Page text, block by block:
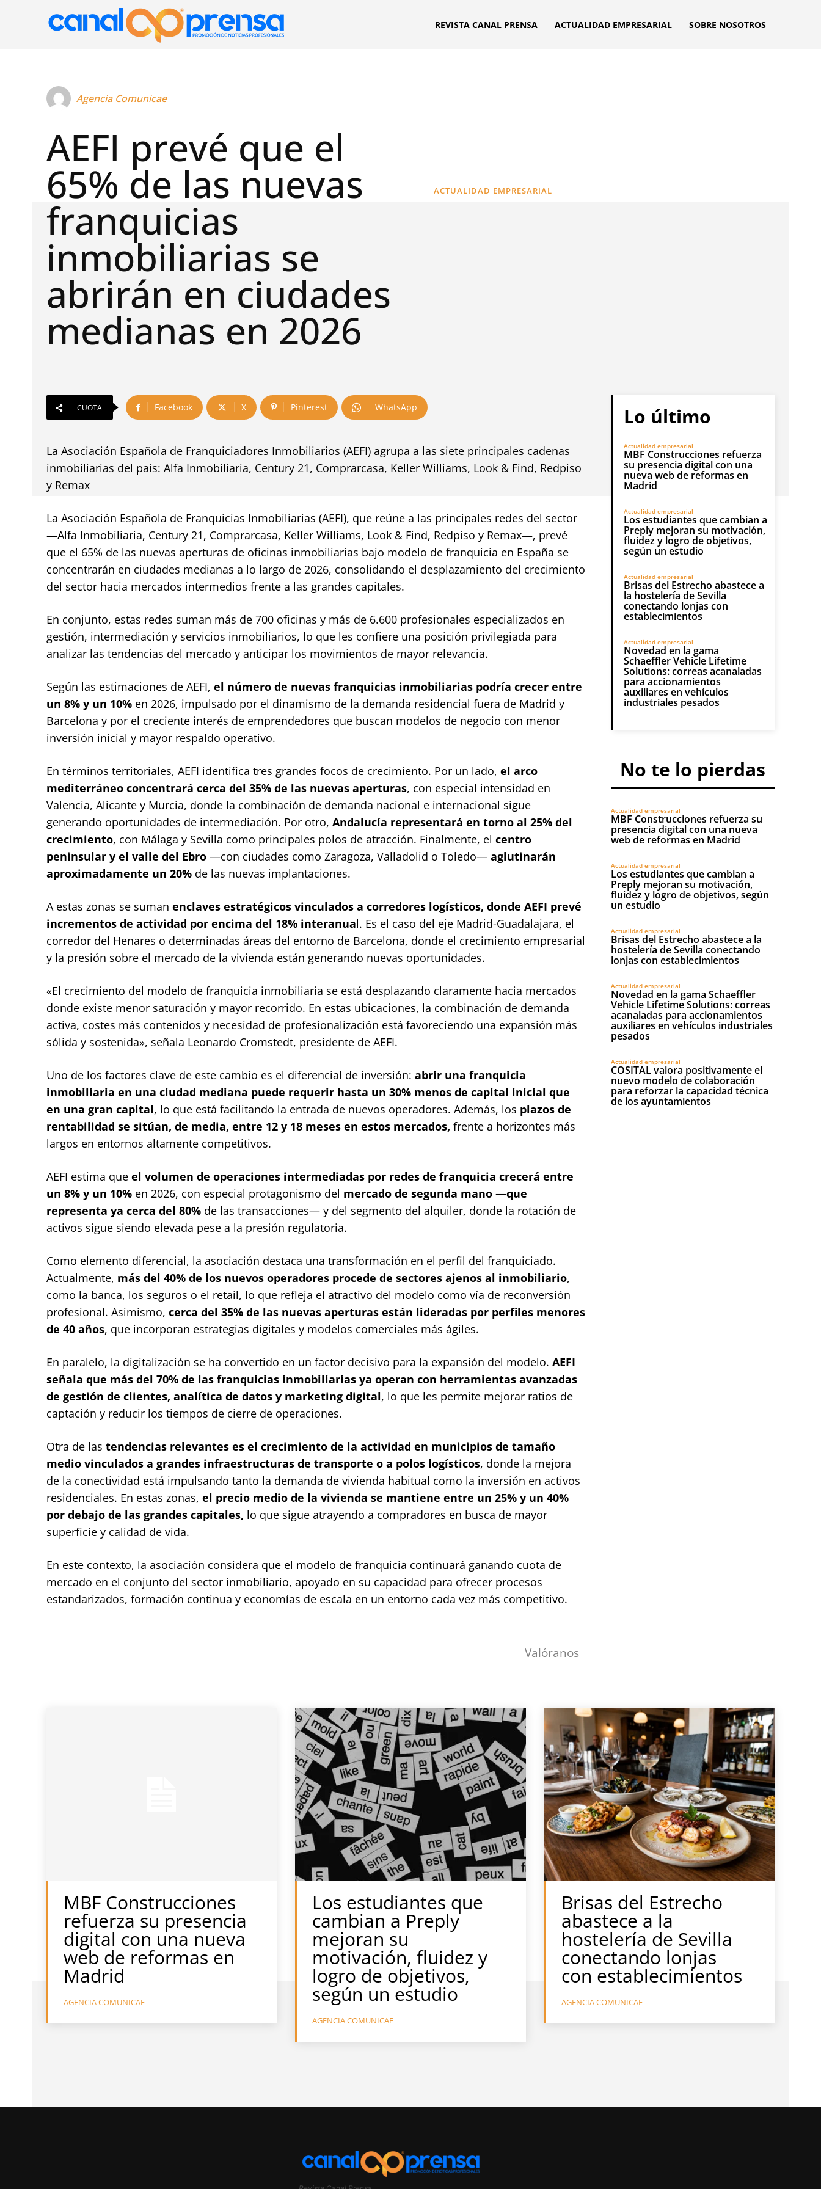
REVISTA CANAL PRENSA ACTUALIDAD EMPRESARIAL SOBRE NOSOTROS
Agencia Comunicae
AEFI prevé que el
65% de las nuevas
franquicias
inmobiliarias se
abrirán en ciudades
medianas en 2026
ACTUALIDAD EMPRESARIAL
CUOTA Facebook X Pinterest WhatsApp
La Asociación Española de Franquiciadores Inmobiliarios (AEFI) agrupa a las siete principales cadenas
inmobiliarias del país: Alfa Inmobiliaria, Century 21, Comprarcasa, Keller Williams, Look & Find, Redpiso
y Remax
La Asociación Española de Franquicias Inmobiliarias (AEFI), que reúne a las principales redes del sector
—Alfa Inmobiliaria, Century 21, Comprarcasa, Keller Williams, Look & Find, Redpiso y Remax—, prevé
que el 65% de las nuevas aperturas de oficinas inmobiliarias bajo modelo de franquicia en España se
concentrarán en ciudades medianas a lo largo de 2026, consolidando el desplazamiento del crecimiento
del sector hacia mercados intermedios frente a las grandes capitales.
En conjunto, estas redes suman más de 700 oficinas y más de 6.600 profesionales especializados en
gestión, intermediación y servicios inmobiliarios, lo que les confiere una posición privilegiada para
analizar las tendencias del mercado y anticipar los movimientos de mayor relevancia.
Según las estimaciones de AEFI, el número de nuevas franquicias inmobiliarias podría crecer entre
un 8% y un 10% en 2026, impulsado por el dinamismo de la demanda residencial fuera de Madrid y
Barcelona y por el creciente interés de emprendedores que buscan modelos de negocio con menor
inversión inicial y mayor respaldo operativo.
En términos territoriales, AEFI identifica tres grandes focos de crecimiento. Por un lado, el arco
mediterráneo concentrará cerca del 35% de las nuevas aperturas, con especial intensidad en
Valencia, Alicante y Murcia, donde la combinación de demanda nacional e internacional sigue
generando oportunidades de intermediación. Por otro, Andalucía representará en torno al 25% del
crecimiento, con Málaga y Sevilla como principales polos de atracción. Finalmente, el centro
peninsular y el valle del Ebro —con ciudades como Zaragoza, Valladolid o Toledo— aglutinarán
aproximadamente un 20% de las nuevas implantaciones.
A estas zonas se suman enclaves estratégicos vinculados a corredores logísticos, donde AEFI prevé
incrementos de actividad por encima del 18% interanual. Es el caso del eje Madrid-Guadalajara, el
corredor del Henares o determinadas áreas del entorno de Barcelona, donde el crecimiento empresarial
y la presión sobre el mercado de la vivienda están generando nuevas oportunidades.
«El crecimiento del modelo de franquicia inmobiliaria se está desplazando claramente hacia mercados
donde existe menor saturación y mayor recorrido. En estas ubicaciones, la combinación de demanda
activa, costes más contenidos y necesidad de profesionalización está favoreciendo una expansión más
sólida y sostenida», señala Leonardo Cromstedt, presidente de AEFI.
Uno de los factores clave de este cambio es el diferencial de inversión: abrir una franquicia
inmobiliaria en una ciudad mediana puede requerir hasta un 30% menos de capital inicial que
en una gran capital, lo que está facilitando la entrada de nuevos operadores. Además, los plazos de
rentabilidad se sitúan, de media, entre 12 y 18 meses en estos mercados, frente a horizontes más
largos en entornos altamente competitivos.
AEFI estima que el volumen de operaciones intermediadas por redes de franquicia crecerá entre
un 8% y un 10% en 2026, con especial protagonismo del mercado de segunda mano —que
representa ya cerca del 80% de las transacciones— y del segmento del alquiler, donde la rotación de
activos sigue siendo elevada pese a la presión regulatoria.
Como elemento diferencial, la asociación destaca una transformación en el perfil del franquiciado.
Actualmente, más del 40% de los nuevos operadores procede de sectores ajenos al inmobiliario,
como la banca, los seguros o el retail, lo que refleja el atractivo del modelo como vía de reconversión
profesional. Asimismo, cerca del 35% de las nuevas aperturas están lideradas por perfiles menores
de 40 años, que incorporan estrategias digitales y modelos comerciales más ágiles.
En paralelo, la digitalización se ha convertido en un factor decisivo para la expansión del modelo. AEFI
señala que más del 70% de las franquicias inmobiliarias ya operan con herramientas avanzadas
de gestión de clientes, analítica de datos y marketing digital, lo que les permite mejorar ratios de
captación y reducir los tiempos de cierre de operaciones.
Otra de las tendencias relevantes es el crecimiento de la actividad en municipios de tamaño
medio vinculados a grandes infraestructuras de transporte o a polos logísticos, donde la mejora
de la conectividad está impulsando tanto la demanda de vivienda habitual como la inversión en activos
residenciales. En estas zonas, el precio medio de la vivienda se mantiene entre un 25% y un 40%
por debajo de las grandes capitales, lo que sigue atrayendo a compradores en busca de mayor
superficie y calidad de vida.
En este contexto, la asociación considera que el modelo de franquicia continuará ganando cuota de
mercado en el conjunto del sector inmobiliario, apoyado en su capacidad para ofrecer procesos
estandarizados, formación continua y economías de escala en un entorno cada vez más competitivo.
Valóranos
Lo último
Actualidad empresarial
MBF Construcciones refuerza
su presencia digital con una
nueva web de reformas en
Madrid
Actualidad empresarial
Los estudiantes que cambian a
Preply mejoran su motivación,
fluidez y logro de objetivos,
según un estudio
Actualidad empresarial
Brisas del Estrecho abastece a
la hostelería de Sevilla
conectando lonjas con
establecimientos
Actualidad empresarial
Novedad en la gama
Schaeffler Vehicle Lifetime
Solutions: correas acanaladas
para accionamientos
auxiliares en vehículos
industriales pesados
No te lo pierdas
Actualidad empresarial
MBF Construcciones refuerza su
presencia digital con una nueva
web de reformas en Madrid
Actualidad empresarial
Los estudiantes que cambian a
Preply mejoran su motivación,
fluidez y logro de objetivos, según
un estudio
Actualidad empresarial
Brisas del Estrecho abastece a la
hostelería de Sevilla conectando
lonjas con establecimientos
Actualidad empresarial
Novedad en la gama Schaeffler
Vehicle Lifetime Solutions: correas
acanaladas para accionamientos
auxiliares en vehículos industriales
pesados
Actualidad empresarial
COSITAL valora positivamente el
nuevo modelo de colaboración
para reforzar la capacidad técnica
de los ayuntamientos
MBF Construcciones
refuerza su presencia
digital con una nueva
web de reformas en
Madrid
AGENCIA COMUNICAE
Los estudiantes que
cambian a Preply
mejoran su
motivación, fluidez y
logro de objetivos,
según un estudio
AGENCIA COMUNICAE
Brisas del Estrecho
abastece a la
hostelería de Sevilla
conectando lonjas
con establecimientos
AGENCIA COMUNICAE